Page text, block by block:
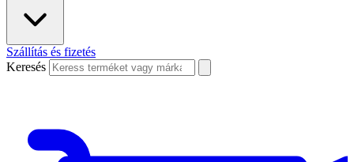
Szállítás és fizetés
Keresés